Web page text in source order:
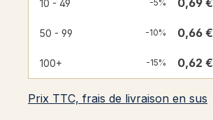
10 - 49 -5% 0,69 €
50 - 99 -10% 0,66 €
100+ -15% 0,62 €
Prix TTC, frais de livraison en sus